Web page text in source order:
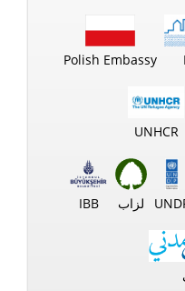
Polish Embassy
UNHCR
لزاب IBB